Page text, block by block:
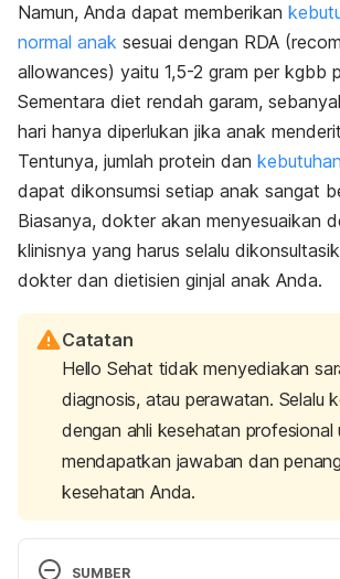
Namun, Anda dapat memberikan
normal anak sesuai dengan RDA (
allowances) yaitu 1,5-2 gram per kgbb
Sementara diet rendah garam,
hari hanya diperlukan jika anak
Tentunya, jumlah protein dan
dapat dikonsumsi setiap anak sangat
Biasanya, dokter akan menyesuaikan
klinisnya yang harus selalu
dokter dan dietisien ginjal anak Anda.
Catatan
Hello Sehat tidak menyediakan
diagnosis, atau perawatan. Selalu
dengan ahli kesehatan profesional
mendapatkan jawaban dan
kesehatan Anda.
SUMBER